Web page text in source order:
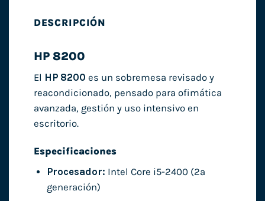
DESCRIPCIÓN
HP 8200
El HP 8200 es un sobremesa revisado y
reacondicionado, pensado para ofimática
avanzada, gestión y uso intensivo en
escritorio.
Especificaciones
Procesador: Intel Core i5-2400 (2ª
generación)